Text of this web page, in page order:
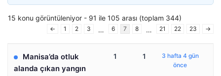
15 konu görüntüleniyor - 91 ile 105 arası (toplam 344)
← 1 2 3 … 6 7 8 … 21 22 23 →
Manisa’da otluk
alanda çıkan yangın
1 1
3 hafta 4 gün
önce